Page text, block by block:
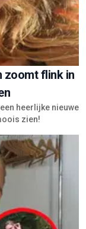
zoomt flink in
heerlijke nieuwe
zien!